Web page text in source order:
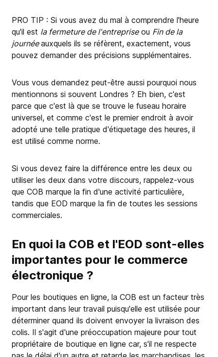
PRO TIP : Si vous avez du mal à comprendre l'heure
qu'il est la fermeture de l'entrepriseou Fin de la
journéeauxquels ils se réfèrent, exactement, vous
pouvez demander des précisions supplémentaires.
Vous vous demandez peut-être aussi pourquoi nous
mentionnons si souvent Londres ? Eh bien, c'est
parce que c'est là que se trouve le fuseau horaire
universel, et comme c'est le premier endroit à avoir
adopté une telle pratique d'étiquetage des heures, il
est utilisé comme norme.
Si vous devez faire la différence entre les deux ou
utiliser les deux dans votre discours, rappelez-vous
que COB marque la fin d'une activité particulière,
tandis que EOD marque la fin de toutes les sessions
commerciales.
En quoi la COB et l'EOD sont-elles
importantes pour le commerce
électronique ?
Pour les boutiques en ligne, la COB est un facteur très
important dans leur travail puisqu'elle est utilisée pour
déterminer quand ils doivent envoyer la livraison des
colis. Il s'agit d'une préoccupation majeure pour tout
propriétaire de boutique en ligne car, s'il ne respecte